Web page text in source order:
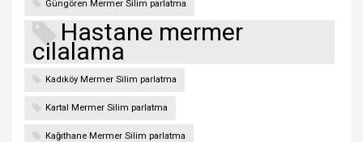
Güngören Mermer Silim parlatma
Hastane mermer
cilalama
Kadıköy Mermer Silim parlatma
Kartal Mermer Silim parlatma
Kağıthane Mermer Silim parlatma